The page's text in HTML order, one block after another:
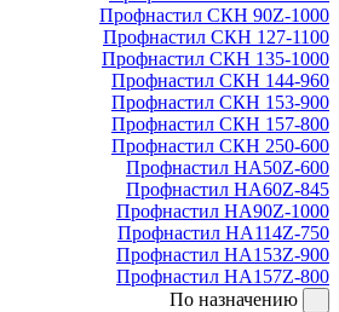
Профнастил СКН 90Z-1000
Профнастил СКН 127-1100
Профнастил СКН 135-1000
Профнастил СКН 144-960
Профнастил СКН 153-900
Профнастил СКН 157-800
Профнастил СКН 250-600
Профнастил НА50Z-600
Профнастил НА60Z-845
Профнастил НА90Z-1000
Профнастил НА114Z-750
Профнастил НА153Z-900
Профнастил НА157Z-800
По назначению